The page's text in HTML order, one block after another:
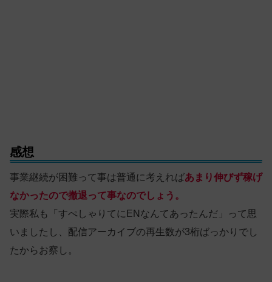
感想
事業継続が困難って事は普通に考えればあまり伸びず稼げ
なかったので撤退って事なのでしょう。
実際私も「すぺしゃりてにENなんてあったんだ」って思
いましたし、配信アーカイブの再生数が3桁ばっかりでし
たからお察し。